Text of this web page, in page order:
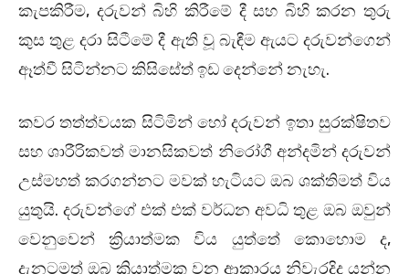
කැපකිරීම, දරුවන් බිහි කිරීමේ දී සහ බිහි කරන තුරු
කුස තුළ දරා සිටීමේ දී ඇති වූ බැඳීම ඇයට දරුවන්ගෙන්
ඈත්වී සිටින්නට කිසිසේත් ඉඩ දෙන්නේ නැහැ.
කවර තත්ත්වයක සිටිමින් හෝ දරුවන් ඉතා සුරක්ෂිතව
සහ ශාරීරිකවත් මානසිකවත් නිරෝගී අන්දමින් දරුවන්
උස්මහත් කරගන්නට මවක් හැටියට ඔබ ශක්තිමත් විය
යුතුයි. දරුවන්ගේ එක් එක් වර්ධන අවධි තුළ ඔබ ඔවුන්
වෙනුවෙන් ක්‍රියාත්මක විය යුත්තේ කොහොම ද,
දැනටමත් ඔබ ක්‍රියාත්මක වන ආකාරය නිවැරදිද යන්න